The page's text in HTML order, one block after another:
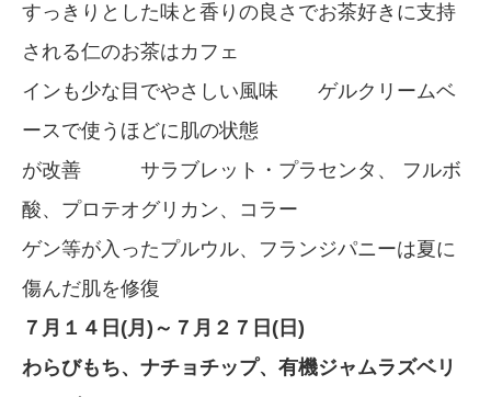
すっきりとした味と香りの良さでお茶好きに支持
される仁のお茶はカフェ
インも少な目でやさしい風味 ゲルクリームベ
ースで使うほどに肌の状態
が改善 サラブレット・プラセンタ、 フルボ
酸、プロテオグリカン、コラー
ゲン等が入ったプルウル、フランジパニーは夏に
傷んだ肌を修復
７月１４日(月)～７月２７日(日)
わらびもち、ナチョチップ、有機ジャムラズベリ